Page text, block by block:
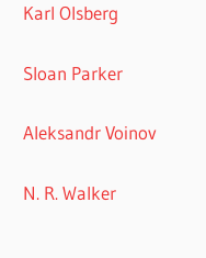
Karl Olsberg
Sloan Parker
Aleksandr Voinov
N. R. Walker